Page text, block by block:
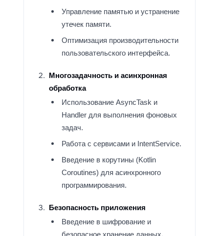
Управление памятью и устранение
утечек памяти.
Оптимизация производительности
пользовательского интерфейса.
Многозадачность и асинхронная
обработка
Использование AsyncTask и
Handler для выполнения фоновых
задач.
Работа с сервисами и IntentService.
Введение в корутины (Kotlin
Coroutines) для асинхронного
программирования.
Безопасность приложения
Введение в шифрование и